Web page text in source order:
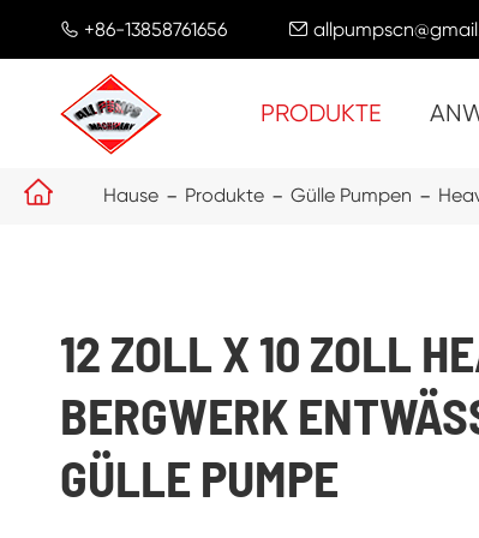
 +86-13858761656 
PRODUKTE
 Hause Produkte Gülle Pumpen
12 ZOLL X 10 ZOLL
BERGWERK
GÜLLE PUMPE